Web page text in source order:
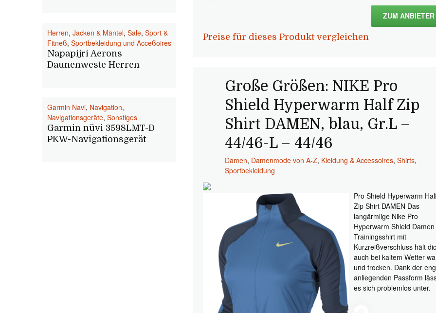
ZUM ANBIETER
Preise für dieses Produkt vergleichen
Große Größen: NIKE Pro
Shield Hyperwarm Half Zip
Shirt DAMEN, blau, Gr.L –
44/46-L – 44/46
Damen, Damenmode von A-Z, Kleidung & Accessoires,Shirts,
Sportbekleidung
Pro Shield Hyperwarm
Zip Shirt DAMEN Das
langärmlige Nike Pro
Hyperwarm Shield Damen
Trainingsshirt mit
Kurzreißverschluss hält
auch bei kaltem Wetter
und trocken. Dank der eng
anliegenden Passform
es sich problemlos unter.
Herren, Jacken & Mäntel, Sale, Sport &
Fitneß, Sportbekleidung und Acceßoires
Napapijri Aerons
Daunenweste Herren
Garmin Navi, Navigation,
Navigationsgeräte, Sonstiges
Garmin nüvi 3598LMT-D
PKW-Navigationsgerät